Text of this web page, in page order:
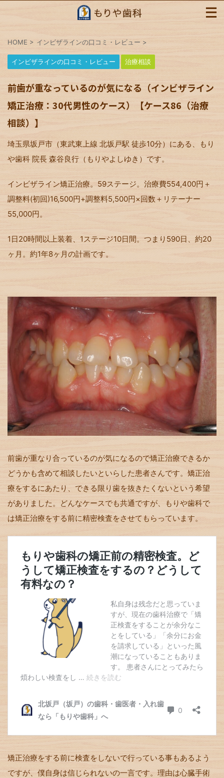
HOME > インビザラインの口コミ・レビュー >
インビザラインの口コミ・レビュー 治療相談
前歯が重なっているのが気になる（インビザライン
矯正治療：30代男性のケース）【ケース86（治療
相談）】
埼玉県坂戸市（東武東上線 北坂戸駅 徒歩10分）にある、もり
や歯科 院長 森谷良行（もりやよしゆき）です。
インビザライン矯正治療。59ステージ。治療費554,400円＋
調整料(初回)16,500円+調整料5,500円×回数＋リテーナー
55,000円。
1日20時間以上装着、1ステージ10日間。つまり590日、約20
ヶ月。約1年8ヶ月の計画です。
前歯が重なり合っているのが気になるので矯正治療できるか
どうかも含めて相談したいといらした患者さんです。矯正治
療をするにあたり、できる限り歯を抜きたくないという希望
がありました。どんなケースでも共通ですが、もりや歯科で
は矯正治療をする前に精密検査をさせてもらっています。
矯正治療をする前に検査をしないで行っている事もあるよう
ですが、僕自身は信じられないの一言です。理由は心臓手術